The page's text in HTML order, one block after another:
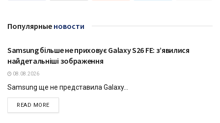
Популярные новости
ТЕХНОЛОГІЇ
Samsung більше не приховує Galaxy S26 FE: з’явилися
найдетальніші зображення
08.08.2026
Samsung ще не представила Galaxy...
READ MOREDETAILS